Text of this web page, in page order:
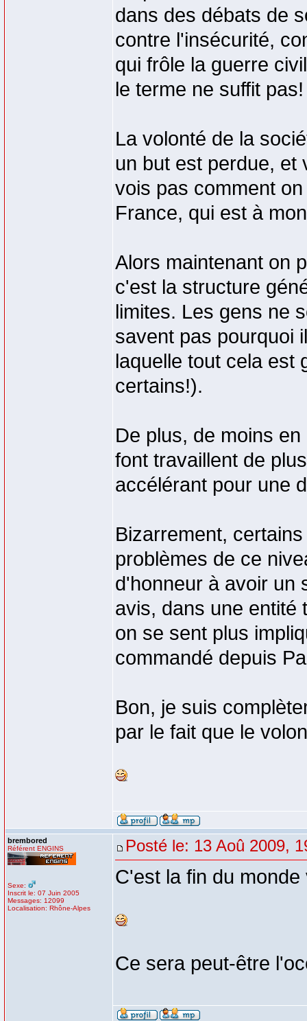
dans des débats de
contre l'insécurité,
qui frôle la guerre
le terme ne suffit pas!
La volonté de la
un but est perdue, et
vois pas comment
France, qui est à
Alors maintenant on
c'est la structure
limites. Les gens ne
savent pas pourquoi
laquelle tout cela est
certains!).
De plus, de moins
font travaillent de
accélérant pour une
Bizarrement,
problèmes de ce
d'honneur à avoir un
avis, dans une entité
on se sent plus
commandé depuis
Bon, je suis
par le fait que le
brembored
Référent ENGINS
Sexe:
Inscrit le: 07 Juin 2005
Messages: 12099
Localisation: Rhône-Alpes
Posté le: 13 Aoû 2009,
C'est la fin du
Ce sera peut-être